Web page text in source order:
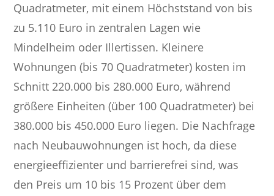
Quadratmeter, mit einem Höchststand von bis
zu 5.110 Euro in zentralen Lagen wie
Mindelheim oder Illertissen. Kleinere
Wohnungen (bis 70 Quadratmeter) kosten im
Schnitt 220.000 bis 280.000 Euro, während
größere Einheiten (über 100 Quadratmeter) bei
380.000 bis 450.000 Euro liegen. Die Nachfrage
nach Neubauwohnungen ist hoch, da diese
energieeffizienter und barrierefrei sind, was
den Preis um 10 bis 15 Prozent über dem